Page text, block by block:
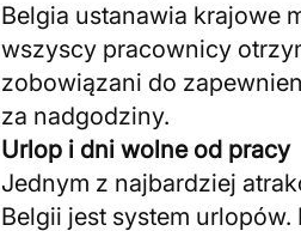
Belgia ustanawia krajowe
wszyscy pracownicy
zobowiązani do
za nadgodziny.
Urlop i dni wolne od pracy
Jednym z najbardziej
Belgii jest system